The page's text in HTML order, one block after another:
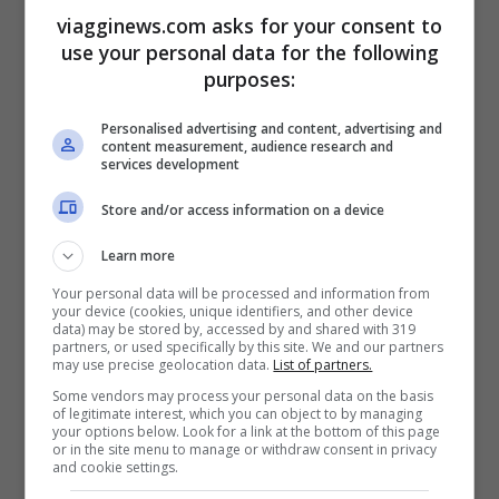
50% con la nuova offerta Young di
#CartaFRECCIA”, recita lo slogan lanciato
In base alla nuova promozione, i soci di
CartaFreccia con meno di 30 anni
potranno potranno usufruire, grazie
all’offerta Young
Trenitalia variabili dal 30% al 50%, rispetto
alprezzo del biglietto base intero, a
seconda dell’anticipo dell’acquisto,su tutti
i treni nazionali ein tutti i livelli di servizio
ad eccezione del livello
viagginews.com asks for your consent to
use your personal data for the following
purposes:
Personalised advertising and content, advertising and
content measurement, audience research and
services development
Store and/or access information on a device
Learn more
Your personal data will be processed and information from
your device (cookies, unique identifiers, and other device
data) may be stored by, accessed by and shared with 319
partners, or used specifically by this site. We and our partners
may use precise geolocation data. List of partners.
Some vendors may process your personal data on the basis
of legitimate interest, which you can object to by managing
your options below. Look for a link at the bottom of this page
or in the site menu to manage or withdraw consent in privacy
and cookie settings.